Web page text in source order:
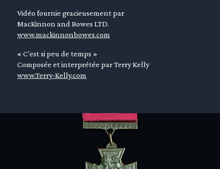
Vidéo fournie gracieusement par
MacKinnon and Bowes LTD.
www.mackinnonbowes.com
« C’est si peu de temps »
Composée et interprétée par Terry Kelly
www.Terry-Kelly.com